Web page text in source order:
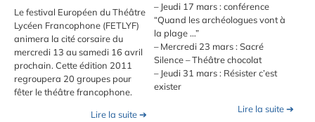
Le festival Européen du Théâtre
Lycéen Francophone (FETLYF)
animera la cité corsaire du
mercredi 13 au samedi 16 avril
prochain. Cette édition 2011
regroupera 20 groupes pour
fêter le théâtre francophone.
Lire la suite ➔
– Jeudi 17 mars : conférence
“Quand les archéologues vont à
la plage …”
– Mercredi 23 mars : Sacré
Silence – Théâtre chocolat
– Jeudi 31 mars : Résister c’est
exister
Lire la suite ➔